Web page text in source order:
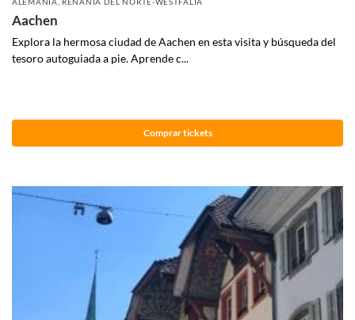
Aachen
Explora la hermosa ciudad de Aachen en esta visita y búsqueda del
tesoro autoguiada a pie. Aprende c...
Comprar tickets